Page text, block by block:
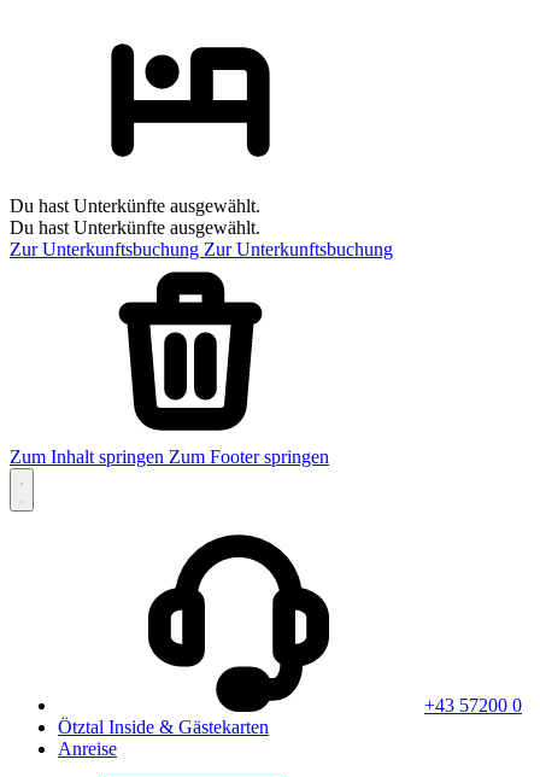
Du hast Unterkünfte ausgewählt.
Du hast Unterkünfte ausgewählt.
Zur Unterkunftsbuchung Zur Unterkunftsbuchung
Zum Inhalt springen Zum Footer springen
+43 57200 0
Ötztal Inside & Gästekarten
Anreise